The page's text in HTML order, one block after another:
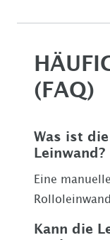
(FAQ)
Was ist
Leinwand?
Eine
Kann die